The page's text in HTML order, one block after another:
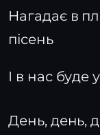
Нагадає в
пісень
І в нас буде
День, день,